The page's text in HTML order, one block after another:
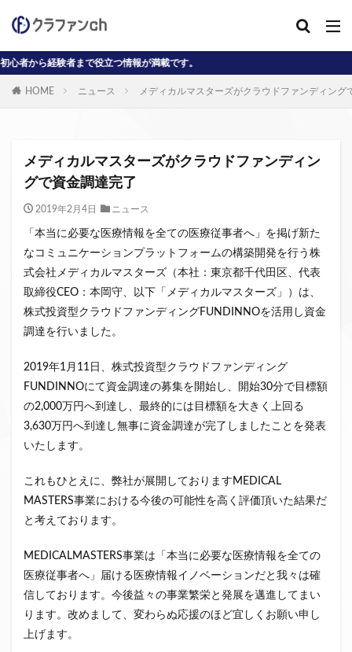
まで役立つ情報が満載です。
HOME ニュース メディカルマスターズがクラウドファンディング
メディカルマスターズがクラウドファンディン
グで資金調達完了
2019年2月4日 ニュース
「本当に必要な医療情報を全ての医療従事者へ」を掲げ新た
なコミュニケーションプラットフォームの構築開発を行う株
式会社メディカルマスターズ（本社：東京都千代田区、代表
取締役CEO：本岡守、以下「メディカルマスターズ」）は、
株式投資型クラウドファンディングFUNDINNOを活用し資金
調達を行いました。
2019年1月11日、株式投資型クラウドファンディング
FUNDINNOにて資金調達の募集を開始し、開始30分で目標額
の2,000万円へ到達し、最終的には目標額を大きく上回る
3,630万円へ到達し無事に資金調達が完了しましたことを発表
いたします。
これもひとえに、弊社が展開しておりますMEDICAL
MASTERS事業における今後の可能性を高く評価頂いた結果だ
と考えております。
MEDICALMASTERS事業は「本当に必要な医療情報を全ての
医療従事者へ」届ける医療情報イノベーションだと我々は確
信しております。今後益々の事業繁栄と発展を邁進してまい
ります。改めまして、変わらぬ応援のほど宜しくお願い申し
上げます。
カテゴリー
AD J-reit インタビュー動画
クラウドファンディングコラム
クラウファンディングコラム
デジタル証券 ニュース 不動産ST
不動産クラウドファンディング・オブ・ザ・イヤー
不動産クラウドファンディング協会 不特法
事業者向け 元本割れ 動画 匿名組合
投資家向け
クラウドファンディング新規参入
小規模不動産特定共同事業 事業者一覧
API連携 市場規模
税金
株式投資型クラウドファンディング
不動産特定共同事業法 非投資型クラウドファンディング
意識調査 市場調査 セミナー アンケート
特例事業 CrowdShip Lending ファンド募集開始
キャンペーン
ファンド型クラウドファンディング